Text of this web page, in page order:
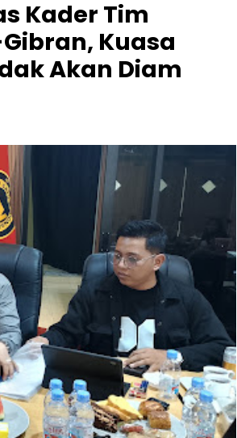
Kader Tim
Kuasa
Akan Diam